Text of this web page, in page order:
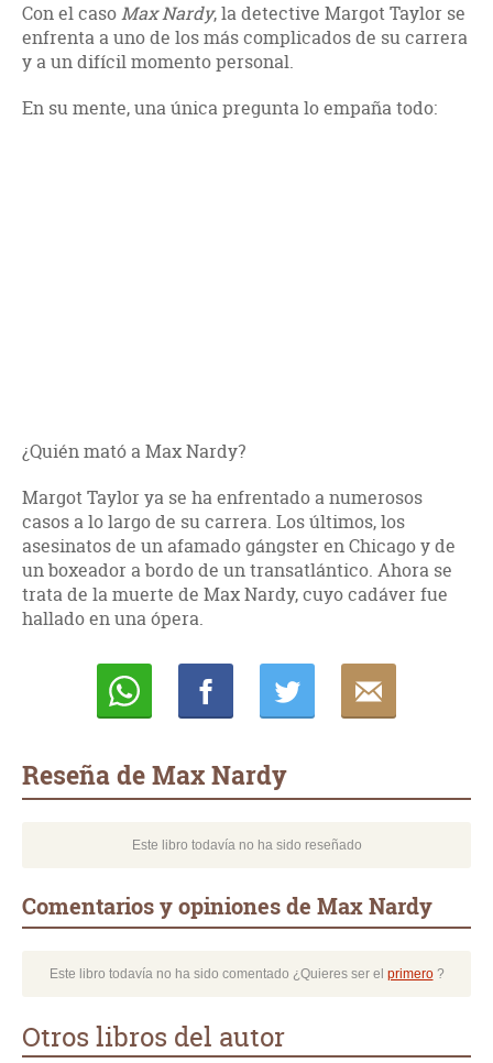
Con el casoMax Nardy, la detective Margot Taylor se
enfrenta a uno de los más complicados de su carrera
y a un difícil momento personal.
En su mente, una única pregunta lo empaña todo:
¿Quién mató a Max Nardy?
Margot Taylor ya se ha enfrentado a numerosos
casos a lo largo de su carrera. Los últimos, los
asesinatos de un afamado gángster en Chicago y de
un boxeador a bordo de un transatlántico. Ahora se
trata de la muerte de Max Nardy, cuyo cadáver fue
hallado en una ópera.
Reseña de Max Nardy
Este libro todavía no ha sido reseñado
Comentarios y opiniones de Max Nardy
Este libro todavía no ha sido comentado ¿Quieres ser el primero?
Otros libros del autor